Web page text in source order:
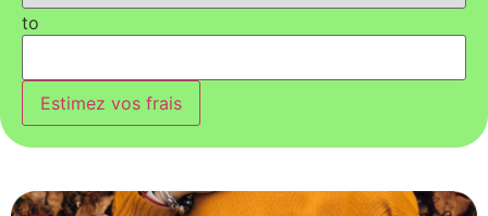
to
Estimez vos frais